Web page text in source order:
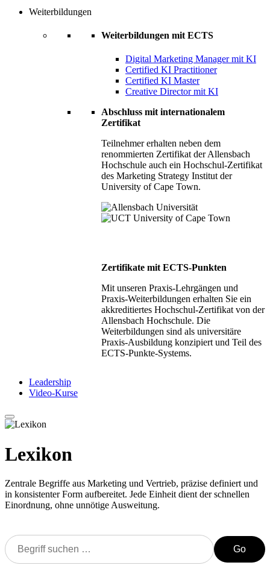
Weiterbildungen
Weiterbildungen mit ECTS
Digital Marketing Manager mit KI
Certified KI Practitioner
Certified KI Master
Creative Director mit KI
Abschluss mit internationalem
Zertifikat
Teilnehmer erhalten neben dem
renommierten Zertifikat der Allensbach
Hochschule auch ein Hochschul-Zertifikat
des Marketing Strategy Institut der
University of Cape Town.
Zertifikate mit ECTS-Punkten
Mit unseren Praxis-Lehrgängen und
Praxis-Weiterbildungen erhalten Sie ein
akkreditiertes Hochschul-Zertifikat von der
Allensbach Hochschule. Die
Weiterbildungen sind als universitäre
Praxis-Ausbildung konzipiert und Teil des
ECTS-Punkte-Systems.
Leadership
Video-Kurse
Lexikon
Zentrale Begriffe aus Marketing und Vertrieb, präzise definiert und
in konsistenter Form aufbereitet. Jede Einheit dient der schnellen
Einordnung, ohne unnötige Ausweitung.
Go